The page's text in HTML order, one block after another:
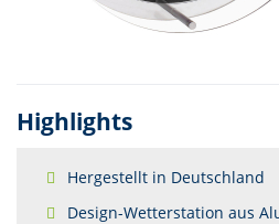
Highlights
Hergestellt in Deutschland
Design-Wetterstation aus